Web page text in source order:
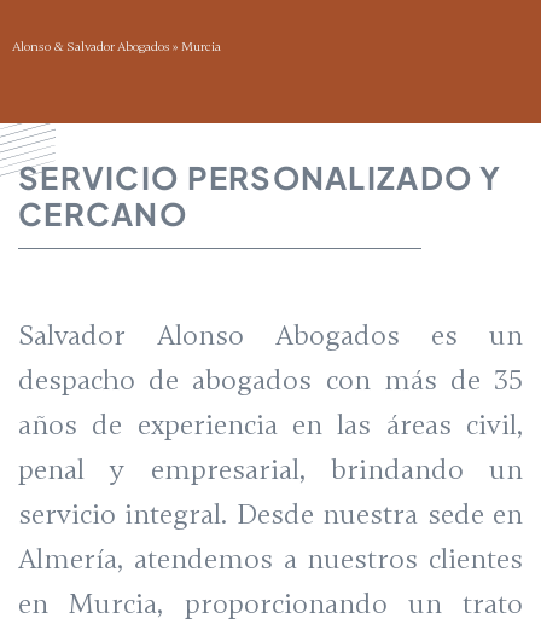
Alonso & Salvador Abogados » Murcia
SERVICIO PERSONALIZADO Y
CERCANO
Salvador Alonso Abogados es un
despacho de abogados con más de 35
años de experiencia en las áreas civil,
penal y empresarial, brindando un
servicio integral. Desde nuestra sede en
Almería, atendemos a nuestros clientes
en Murcia, proporcionando un trato